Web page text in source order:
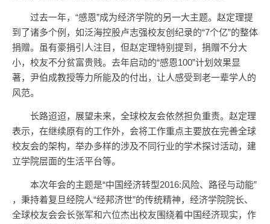
过去一年，“感恩”成为经济学院的另一大主题。赵定理提
到了诸多个例，如泛海控股卢志强校友创纪录的“7个亿”的整体
捐赠。虽有豪捐引人注目，但赵定理特别提到，捐赠不分大
小，校友不分贫富贵贱。去年启动的“感恩100”计划效果显
著，尹伯成教授等力所能及的付出，让人感受到老一辈学人的
风范。
长路迢迢，展望未来，全球校友会依然担负重责。赵定理
表示，在继续原有的工作外，会将工作重点主要放在完善全球
校友会的架构，举办多样的涉及不同行业的学术探讨活动，建
立学院层面的生活平台等。
本次年会的主题是“中国经济转型2016:风险、路径与动能”
，秉持着复旦经院人“经邦济世”的传统精神，经济学院院长、
全球校友会会长张军和六位杰出校友围绕着中国经济现实，作